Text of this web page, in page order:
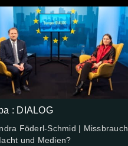
: DIALOG
Föderl-Schmid | Missbrauch
und Medien?